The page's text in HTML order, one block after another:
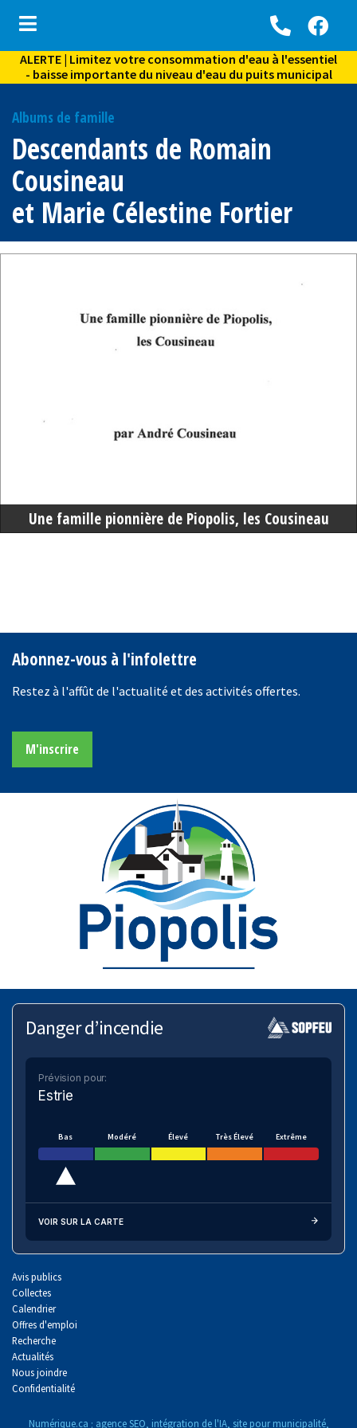
(Vie municipale )
(Activités, loisirs et vie communautaire )
(Culture et tourisme )
(Archives )
ALERTE | Limitez votre consommation d'eau à l'essentiel
- baisse importante du niveau d'eau du puits municipal
Albums de famille
Descendants de Romain
Cousineau
et Marie Célestine Fortier
Une famille pionnière de Piopolis, les Cousineau
Abonnez-vous à l'infolettre
Restez à l'affût de l'actualité et des activités offertes.
M'inscrire
Danger d’incendie
Prévision pour:
Estrie
Bas Modéré Élevé Très Élevé Extrême
VOIR SUR LA CARTE
Avis publics
Collectes
Calendrier
Offres d'emploi
Recherche
Actualités
Nous joindre
Confidentialité
Numérique.ca : agence SEO, intégration de l'IA, site pour municipalité,